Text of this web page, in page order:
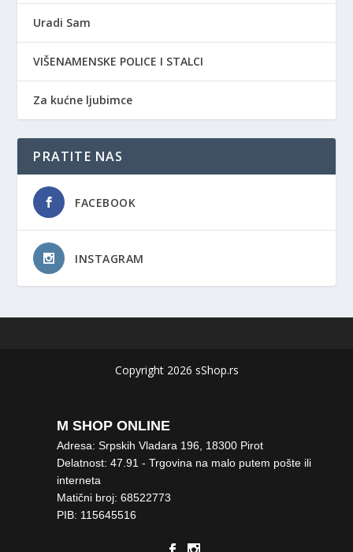
Uradi Sam
VIŠENAMENSKE POLICE I STALCI
Za kućne ljubimce
PRATITE NAS
FACEBOOK
INSTAGRAM
Copyright 2026 sShop.rs
M SHOP ONLINE
Adresa: Srpskih Vladara 196, 18300 Pirot
Delatnost: 47.91 - Trgovina na malo putem pošte ili
interneta
Matični broj: 68522773
PIB: 115645516